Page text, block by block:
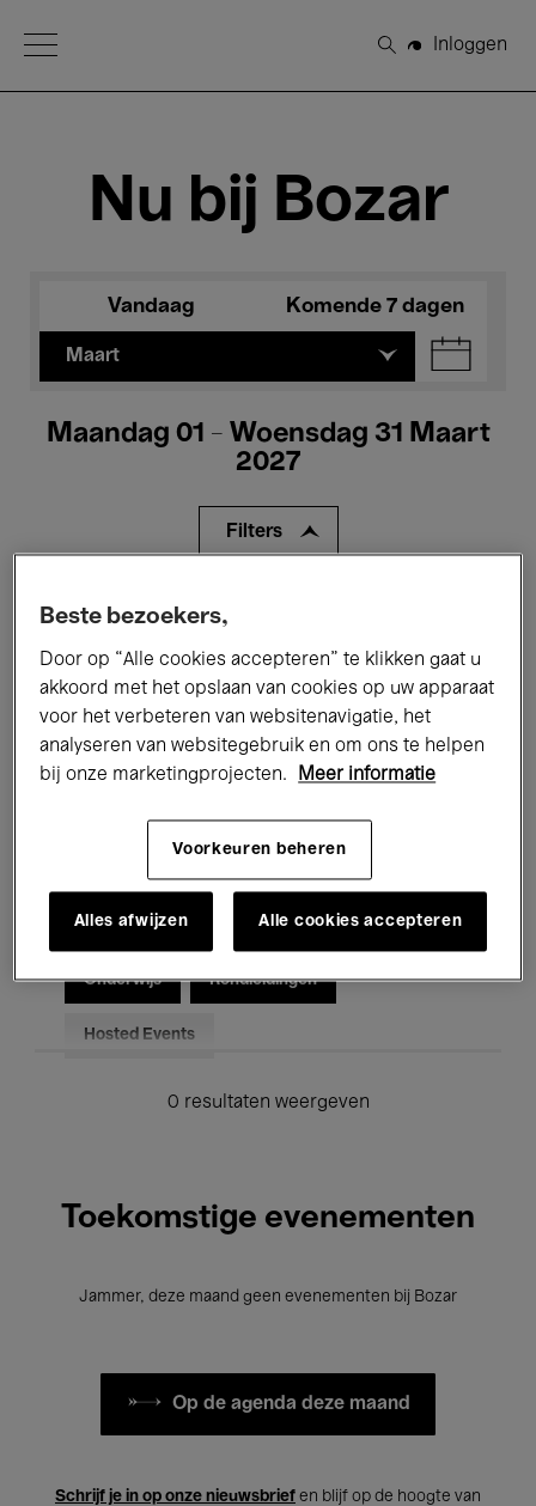
Open Menu
Zoeken
Inloggen
Nu bij Bozar
Vandaag Komende 7 dagen
Maart
Maandag 01 - Woensdag 31 Maart
2027
Filters
Alle evenementen
Tentoonstellingen Films
Performances Lezingen & Debatten
Jazz Klassieke Muziek Global Music
Voor iedereen Kids’ Palace
Onderwijs Rondleidingen
Hosted Events
0 resultaten weergeven
Toekomstige evenementen
Jammer, deze maand geen evenementen bij Bozar
Op de agenda deze maand
Schrijf je in op onze nieuwsbrief en blijf op de hoogte van
Beste bezoekers,
Door op “Alle cookies accepteren” te klikken gaat u
akkoord met het opslaan van cookies op uw apparaat
voor het verbeteren van websitenavigatie, het
analyseren van websitegebruik en om ons te helpen
bij onze marketingprojecten.
Meer informatie
Voorkeuren beheren
Alles afwijzen Alle cookies accepteren